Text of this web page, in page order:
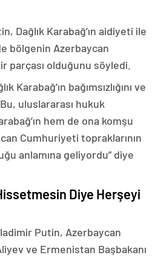
Dağlık Karabağ’ın aidiyeti ile
bölgenin Azerbaycan
parçası olduğunu söyledi.
Karabağ’ın bağımsızlığını ve
uluslararası hukuk
hem de ona komşu
Cumhuriyeti topraklarının
anlamına geliyordu” diye
Diye Herşeyi
Putin, Azerbaycan
ve Ermenistan Başbakanı